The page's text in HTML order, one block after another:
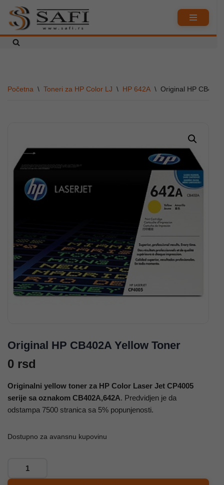
Skoči
na
Početna \ Toneri za HP Color LJ \ HP 642A \ Original HP
Original HP CB402A Yellow Toner
0 rsd
Originalni yellow toner za HP Color Laser Jet CP4005
serije sa oznakom CB402A,642A. Predvidjen je da
odstampa 7500 stranica sa 5% popunjenosti.
Dostupno za avansnu kupovinu